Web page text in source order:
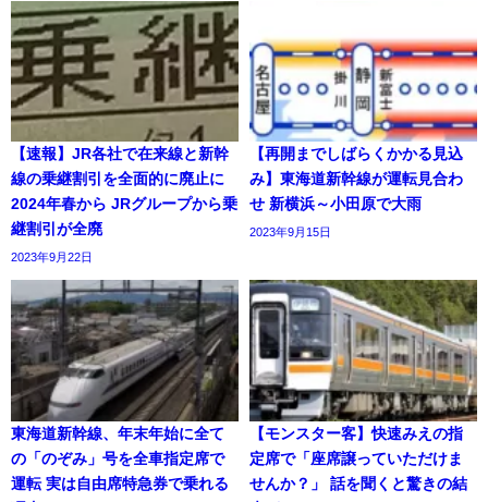
【速報】JR各社で在来線と新幹
線の乗継割引を全面的に廃止に
2024年春から JRグループから乗
継割引が全廃
2023年9月22日
【再開までしばらくかかる見込
み】東海道新幹線が運転見合わ
せ 新横浜～小田原で大雨
2023年9月15日
東海道新幹線、年末年始に全て
の「のぞみ」号を全車指定席で
運転 実は自由席特急券で乗れる
【モンスター客】快速みえの指
定席で「座席譲っていただけま
せんか？」 話を聞くと驚きの結